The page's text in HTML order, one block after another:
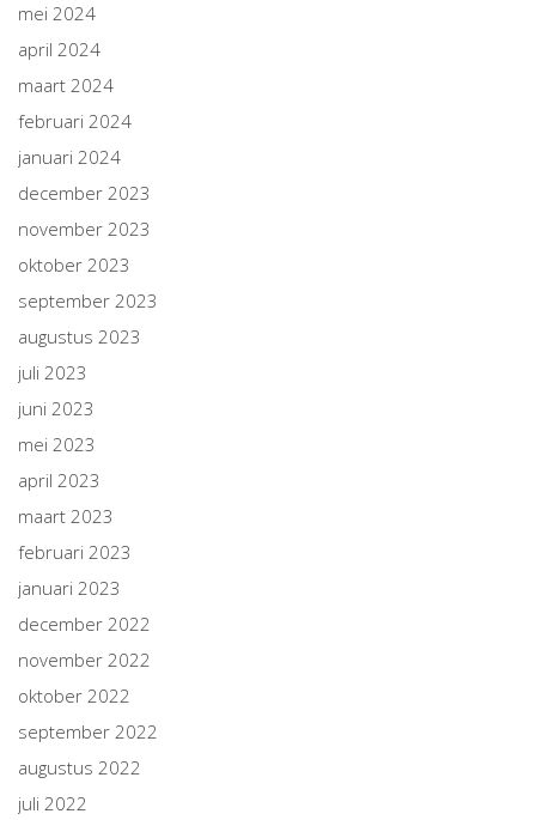
mei 2024
april 2024
maart 2024
februari 2024
januari 2024
december 2023
november 2023
oktober 2023
september 2023
augustus 2023
juli 2023
juni 2023
mei 2023
april 2023
maart 2023
februari 2023
januari 2023
december 2022
november 2022
oktober 2022
september 2022
augustus 2022
juli 2022